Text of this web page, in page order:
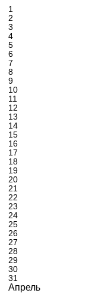
1
2
3
4
5
6
7
8
9
10
11
12
13
14
15
16
17
18
19
20
21
22
23
24
25
26
27
28
29
30
31
Апрель